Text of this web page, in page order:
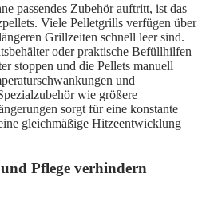
passendes Zubehör auftritt, ist das
Viele Pelletgrills verfügen über
Grillzeiten schnell leer sind.
oder praktische Befüllhilfen
stoppen und die Pellets manuell
und
wie größere
sorgt für eine konstante
gleichmäßige Hitzeentwicklung
Pflege verhindern